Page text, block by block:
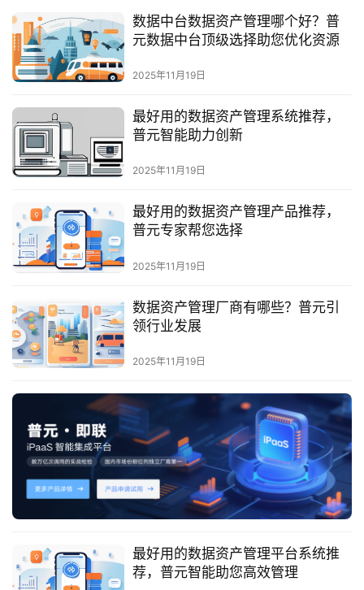
决
方
案
生
态
与
合
服
务
与
持
了
普
联
系
我
们
数据中台数据资产管理哪个好？普
元数据中台顶级选择助您优化资源
2025年11月19日
最好用的数据资产管理系统推荐，
普元智能助力创新
2025年11月19日
最好用的数据资产管理产品推荐，
普元专家帮您选择
2025年11月19日
数据资产管理厂商有哪些？普元引
领行业发展
2025年11月19日
最好用的数据资产管理平台系统推
荐，普元智能助您高效管理